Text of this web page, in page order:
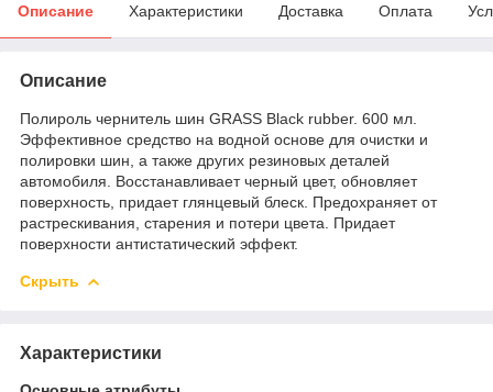
Описание Характеристики Доставка Оплата
Описание
Полироль чернитель шин GRASS Black rubber. 600 мл.
Эффективное средство на водной основе для очистки и
полировки шин, а также других резиновых деталей
автомобиля. Восстанавливает черный цвет, обновляет
поверхность, придает глянцевый блеск. Предохраняет от
растрескивания, старения и потери цвета. Придает
поверхности антистатический эффект.
Скрыть
Характеристики